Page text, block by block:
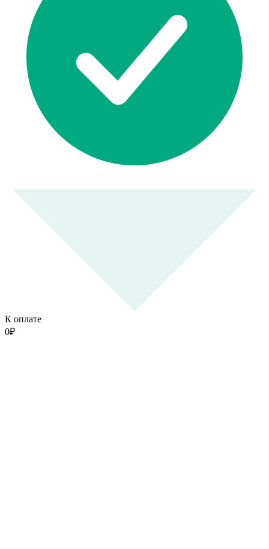
К оплате
0₽